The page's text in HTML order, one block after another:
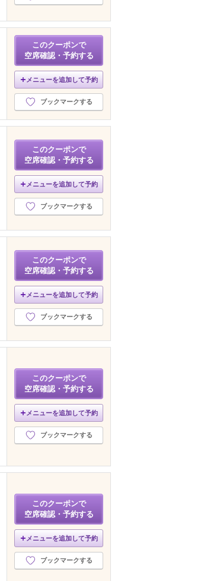
このクーポンで
空席確認・予約する
メニューを追加して予約
ブックマークする
このクーポンで
空席確認・予約する
メニューを追加して予約
ブックマークする
このクーポンで
空席確認・予約する
メニューを追加して予約
ブックマークする
このクーポンで
空席確認・予約する
メニューを追加して予約
ブックマークする
このクーポンで
空席確認・予約する
メニューを追加して予約
ブックマークする